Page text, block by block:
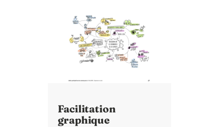
Facilitation
graphique